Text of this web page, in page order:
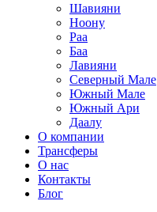
Шавияни
Ноону
Раа
Баа
Лавияни
Северный Мале
Южный Мале
Южный Ари
Даалу
О компании
Трансферы
О нас
Контакты
Блог